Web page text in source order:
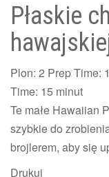
Płaskie
Plon: 2 Prep Time:
Time: 15 minut
Te małe Hawaiian
szybkie do
brojlerem, aby się
Drukuj